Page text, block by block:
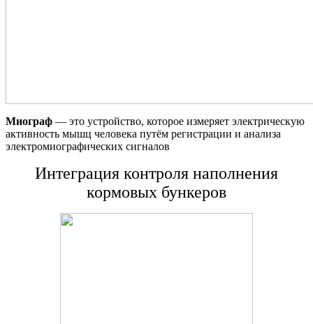
Миограф — это устройство, которое измеряет электрическую
активность мышц человека путём регистрации и анализа
электромиографических сигналов
Интеграция контроля наполнения
кормовых бункеров